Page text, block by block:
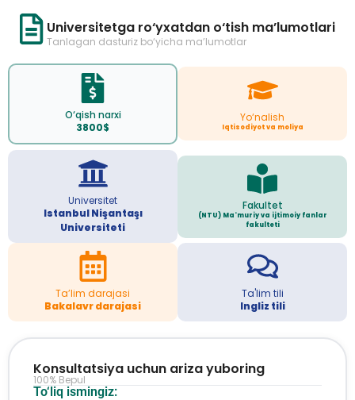
Universitetga ro‘yxatdan o‘tish ma’lumotlari
Tanlagan dasturiz bo‘yicha ma’lumotlar
O‘qish narxi
3800$
Yo‘nalish
Iqtisodiyot va moliya
Universitet
Istanbul Nişantaşı
Universiteti
Fakultet
(NTU) Ma'muriy va ijtimoiy fanlar
fakulteti
Ta’lim darajasi
Bakalavr darajasi
Ta'lim tili
Ingliz tili
To‘liq ismingiz:
Konsultatsiya uchun ariza yuboring
100% Bepul